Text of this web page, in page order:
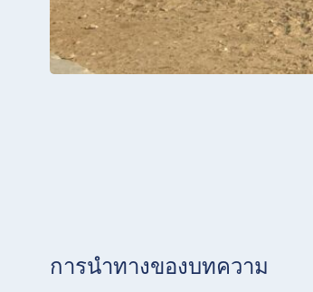
การนำทางของบทความ